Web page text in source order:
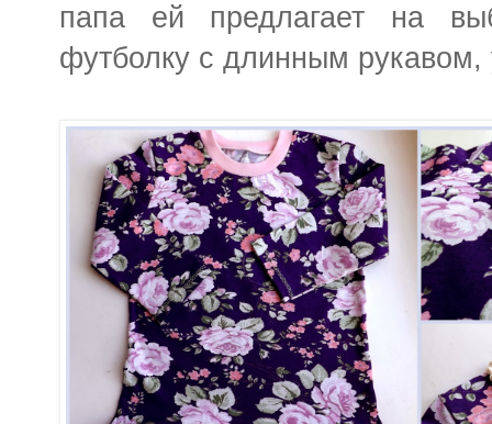
папа ей предлагает на
футболку с длинным рукавом,